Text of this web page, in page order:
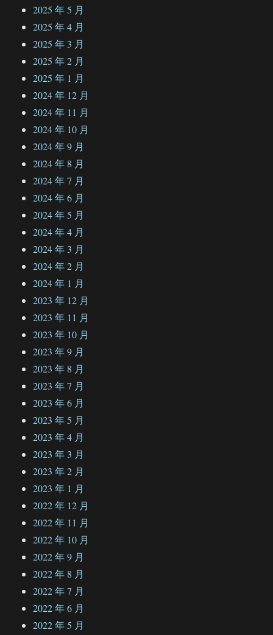
2025 年 5 月
2025 年 4 月
2025 年 3 月
2025 年 2 月
2025 年 1 月
2024 年 12 月
2024 年 11 月
2024 年 10 月
2024 年 9 月
2024 年 8 月
2024 年 7 月
2024 年 6 月
2024 年 5 月
2024 年 4 月
2024 年 3 月
2024 年 2 月
2024 年 1 月
2023 年 12 月
2023 年 11 月
2023 年 10 月
2023 年 9 月
2023 年 8 月
2023 年 7 月
2023 年 6 月
2023 年 5 月
2023 年 4 月
2023 年 3 月
2023 年 2 月
2023 年 1 月
2022 年 12 月
2022 年 11 月
2022 年 10 月
2022 年 9 月
2022 年 8 月
2022 年 7 月
2022 年 6 月
2022 年 5 月